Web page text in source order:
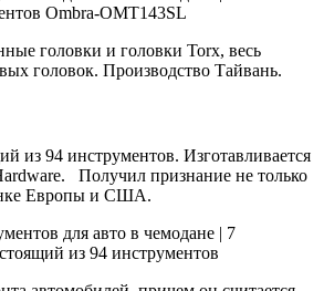
Ombra-OMT143SL
головки и головки Torx, весь
головок. Производство Тайвань.
из 94 инструментов. Изготавливается
Получил признание не только
Европы и США.
из 94 инструментов